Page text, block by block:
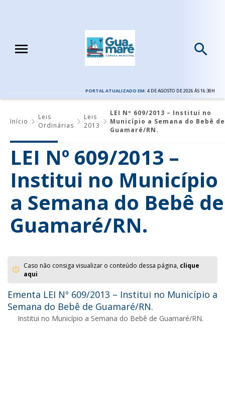
PORTAL ATUALIZADO EM: 4 DE AGOSTO DE 2026 ÀS 16:30H
Início
Leis
Ordinárias
Leis
2013
LEI Nº 609/2013 – Institui no
Município a Semana do Bebê de
Guamaré/RN.
LEI Nº 609/2013 –
Institui no Município
a Semana do Bebê de
Guamaré/RN.
Caso não consiga visualizar o conteúdo dessa página, clique
aqui
Ementa LEI Nº 609/2013 – Institui no Município a
Semana do Bebê de Guamaré/RN.
Institui no Município a Semana do Bebê de Guamaré/RN.